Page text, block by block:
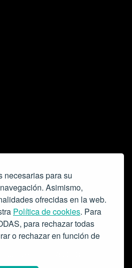
necesarias para su
Asimismo,
ofrecidas en la web.
Política de cookies. Para
para rechazar todas
o rechazar en función de